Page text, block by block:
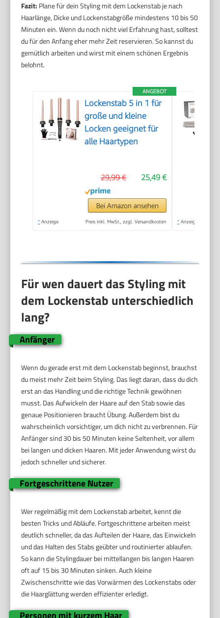
Fazit: Plane für dein Styling mit dem Lockenstab je nach
Haarlänge, Dicke und Lockenstabgröße mindestens 10 bis 50
Minuten ein. Wenn du noch nicht viel Erfahrung hast, solltest
du für den Anfang eher mehr Zeit reservieren. So kannst du
gemütlich arbeiten und wirst mit einem schönen Ergebnis
belohnt.
ANGEBOT
Lockenstab 5 in 1 für
große und kleine
Locken geeignet für
alle Haartypen
25,49 €
29,99 €
Bei Amazon ansehen
* Anzeige Preis inkl. MwSt., zzgl. Versandkosten * Anzeige
Für wen dauert das Styling mit
dem Lockenstab unterschiedlich
lang?
Anfänger
Wenn du gerade erst mit dem Lockenstab beginnst, brauchst
du meist mehr Zeit beim Styling. Das liegt daran, dass du dich
erst an das Handling und die richtige Technik gewöhnen
musst. Das Aufwickeln der Haare auf den Stab sowie das
genaue Positionieren braucht Übung. Außerdem bist du
wahrscheinlich vorsichtiger, um dich nicht zu verbrennen. Für
Anfänger sind 30 bis 50 Minuten keine Seltenheit, vor allem
bei langen und dicken Haaren. Mit jeder Anwendung wirst du
jedoch schneller und sicherer.
Fortgeschrittene Nutzer
Wer regelmäßig mit dem Lockenstab arbeitet, kennt die
besten Tricks und Abläufe. Fortgeschrittene arbeiten meist
deutlich schneller, da das Aufteilen der Haare, das Einwickeln
und das Halten des Stabs geübter und routinierter ablaufen.
So kann die Stylingdauer bei mittellangen bis langen Haaren
oft auf 15 bis 30 Minuten sinken. Auch kleine
Zwischenschritte wie das Vorwärmen des Lockenstabs oder
die Haarglättung werden effizienter erledigt.